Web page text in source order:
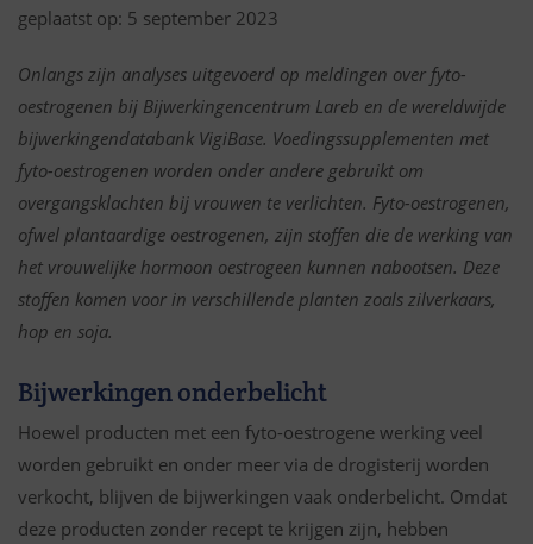
geplaatst op: 5 september 2023
Onlangs zijn analyses uitgevoerd op meldingen over fyto-
oestrogenen bij Bijwerkingencentrum Lareb en de wereldwijde
bijwerkingendatabank VigiBase. Voedingssupplementen met
fyto-oestrogenen worden onder andere gebruikt om
overgangsklachten bij vrouwen te verlichten. Fyto-oestrogenen,
ofwel plantaardige oestrogenen, zijn stoffen die de werking van
het vrouwelijke hormoon oestrogeen kunnen nabootsen. Deze
stoffen komen voor in verschillende planten zoals zilverkaars,
hop en soja.
Bijwerkingen onderbelicht
Hoewel producten met een fyto-oestrogene werking veel
worden gebruikt en onder meer via de drogisterij worden
verkocht, blijven de bijwerkingen vaak onderbelicht. Omdat
deze producten zonder recept te krijgen zijn, hebben